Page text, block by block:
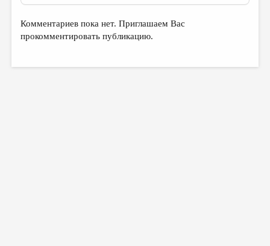
Комментариев пока нет. Приглашаем Вас
прокомментировать публикацию.